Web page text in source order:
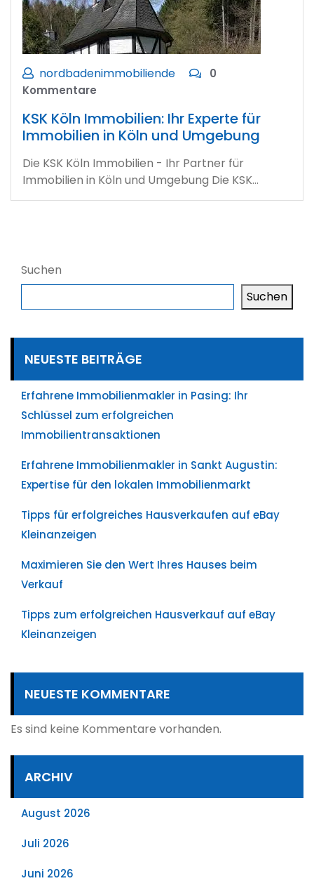
nordbadenimmobiliende
0
Kommentare
KSK Köln Immobilien: Ihr Experte für
Immobilien in Köln und Umgebung
Die KSK Köln Immobilien - Ihr Partner für
Immobilien in Köln und Umgebung Die KSK…
Suchen
Suchen
NEUESTE BEITRÄGE
Erfahrene Immobilienmakler in Pasing: Ihr
Schlüssel zum erfolgreichen
Immobilientransaktionen
Erfahrene Immobilienmakler in Sankt Augustin:
Expertise für den lokalen Immobilienmarkt
Tipps für erfolgreiches Hausverkaufen auf eBay
Kleinanzeigen
Maximieren Sie den Wert Ihres Hauses beim
Verkauf
Tipps zum erfolgreichen Hausverkauf auf eBay
Kleinanzeigen
NEUESTE KOMMENTARE
Es sind keine Kommentare vorhanden.
ARCHIV
August 2026
Juli 2026
Juni 2026